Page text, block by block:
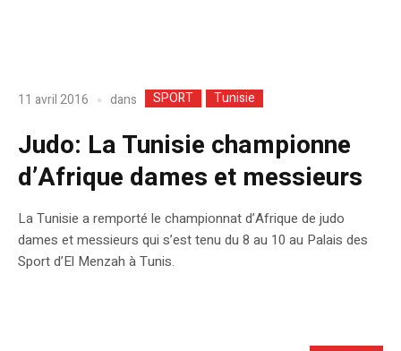
11 avril 2016 dans SPORT Tunisie
Judo: La Tunisie championne
d’Afrique dames et messieurs
La Tunisie a remporté le championnat d’Afrique de judo
dames et messieurs qui s’est tenu du 8 au 10 au Palais des
Sport d’El Menzah à Tunis.